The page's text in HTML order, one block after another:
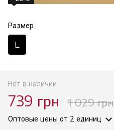
Размер
L
Нет в наличии
739 грн 1 029 грн
Оптовые цены от 2 единиц